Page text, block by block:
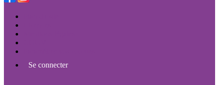
Se connecter